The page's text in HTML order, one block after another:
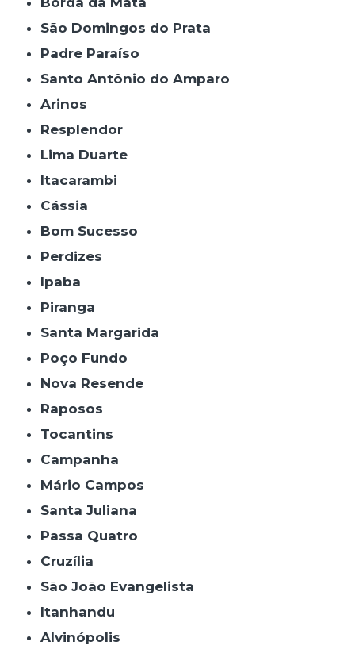
São Domingos do Prata
Padre Paraíso
Santo Antônio do Amparo
Arinos
Resplendor
Lima Duarte
Itacarambi
Cássia
Bom Sucesso
Perdizes
Ipaba
Piranga
Santa Margarida
Poço Fundo
Nova Resende
Raposos
Tocantins
Campanha
Mário Campos
Santa Juliana
Passa Quatro
Cruzília
São João Evangelista
Itanhandu
Alvinópolis